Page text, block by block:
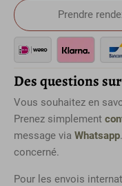
Prendre
Des questions
Vous souhaitez en
Prenez simplement
message via Whatsapp
concerné.
Pour les envois